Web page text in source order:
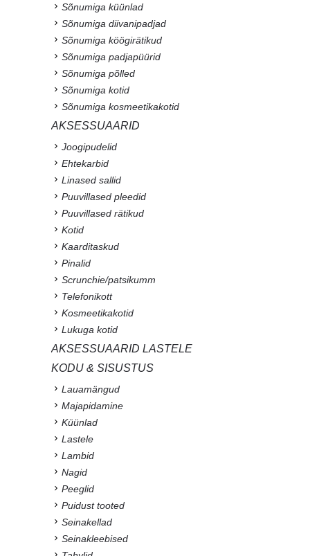
Sõnumiga küünlad
Sõnumiga diivanipadjad
Sõnumiga köögirätikud
Sõnumiga padjapüürid
Sõnumiga põlled
Sõnumiga kotid
Sõnumiga kosmeetikakotid
AKSESSUAARID
Joogipudelid
Ehtekarbid
Linased sallid
Puuvillased pleedid
Puuvillased rätikud
Kotid
Kaarditaskud
Pinalid
Scrunchie/patsikumm
Telefonikott
Kosmeetikakotid
Lukuga kotid
AKSESSUAARID LASTELE
KODU & SISUSTUS
Lauamängud
Majapidamine
Küünlad
Lastele
Lambid
Nagid
Peeglid
Puidust tooted
Seinakellad
Seinakleebised